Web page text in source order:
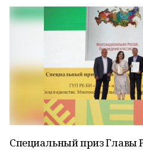
Специальный приз Главы